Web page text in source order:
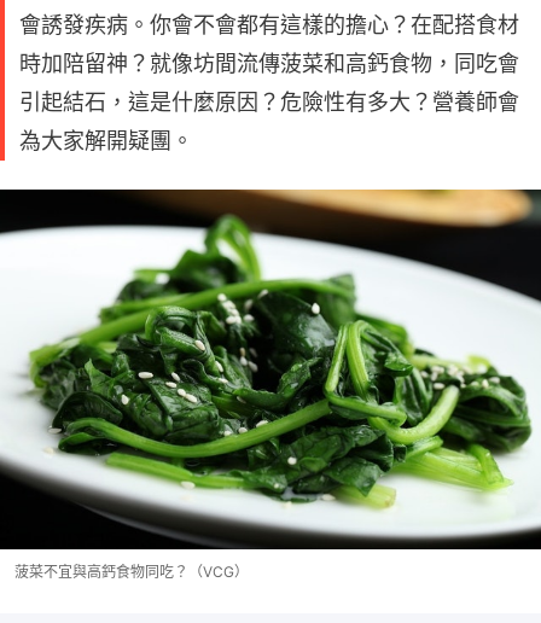
會誘發疾病。你會不會都有這樣的擔心？在配搭食材
時加陪留神？就像坊間流傳菠菜和高鈣食物，同吃會
引起結石，這是什麼原因？危險性有多大？營養師會
為大家解開疑團。
菠菜不宜與高鈣食物同吃？（VCG）